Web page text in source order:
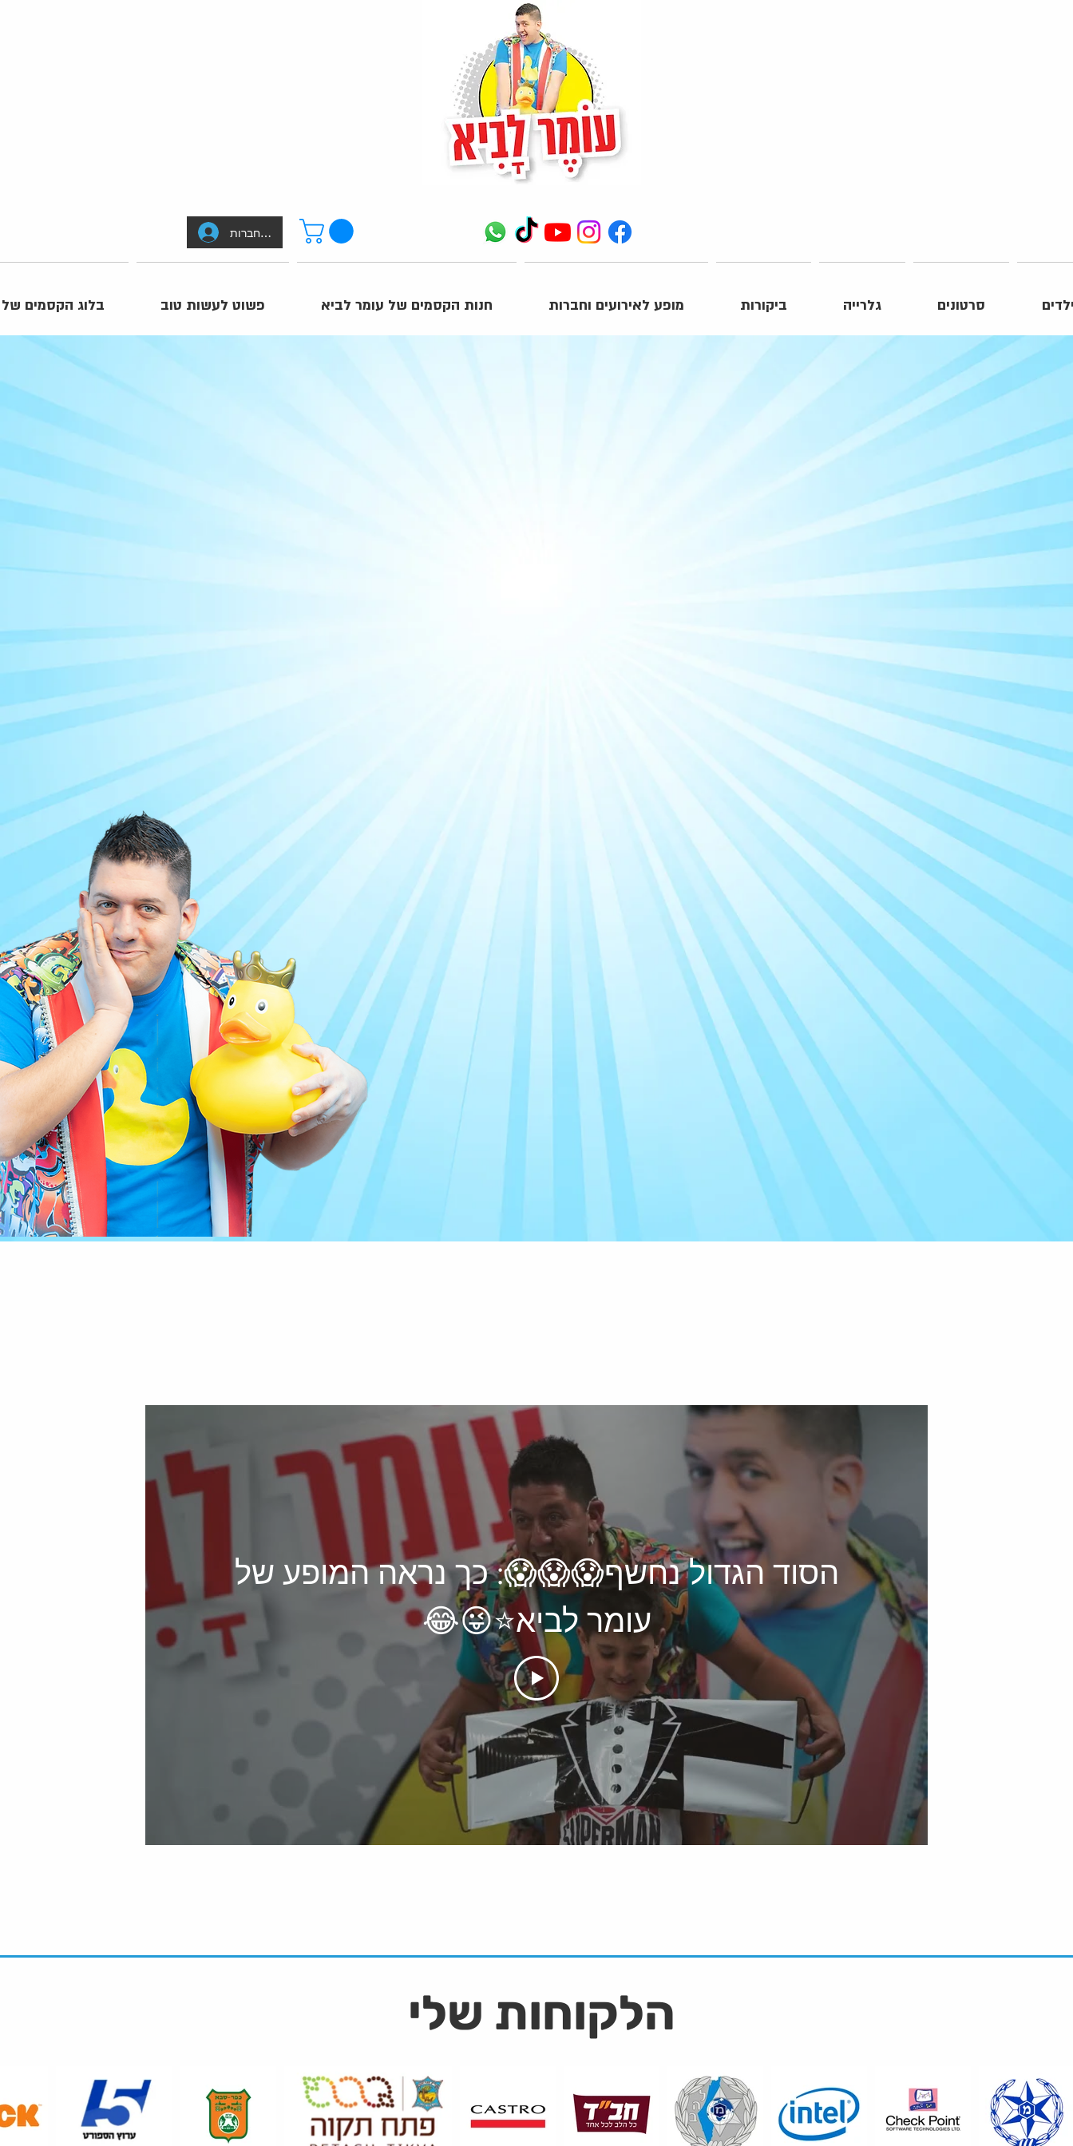
להתחברות
סרטונים גלרייה ביקורות מופע לאירועים וחברות חנות הקסמים של עומר לביא פשוט לעשות טוב בלוג הקסמים
הקוסם שיפיל אתכם מצחוק
המופע של
עומר לביא
לקוחות
ממל
יצים
סרטונים
הסוד הגדול נחשף😱😱😱: כך נראה המופע של
עומר לביא⭐️😜😂
חנות הקסמים של עומר לביא
מוצרים נבחרים מחנות המוצרים של עומר לביא. מגוון קסמים ועוד המון
הפתעות
הלקוחות שלי